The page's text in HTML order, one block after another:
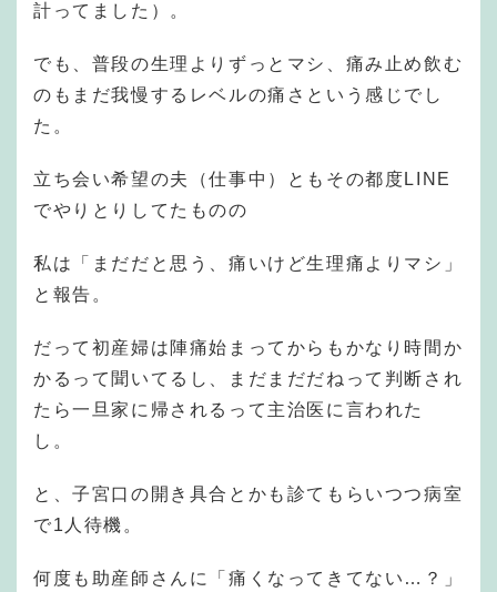
計ってました）。
でも、普段の生理よりずっとマシ、痛み止め飲む
のもまだ我慢するレベルの痛さという感じでし
た。
立ち会い希望の夫（仕事中）ともその都度LINE
でやりとりしてたものの
私は「まだだと思う、痛いけど生理痛よりマシ」
と報告。
だって初産婦は陣痛始まってからもかなり時間か
かるって聞いてるし、まだまだだねって判断され
たら一旦家に帰されるって主治医に言われた
し。
と、子宮口の開き具合とかも診てもらいつつ病室
で1人待機。
何度も助産師さんに「痛くなってきてない…？」